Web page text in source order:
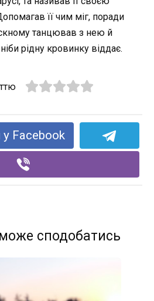
її чим міг, поради
танцював з нею й
рідну кровинку віддає.
у Facebook
сподобатись